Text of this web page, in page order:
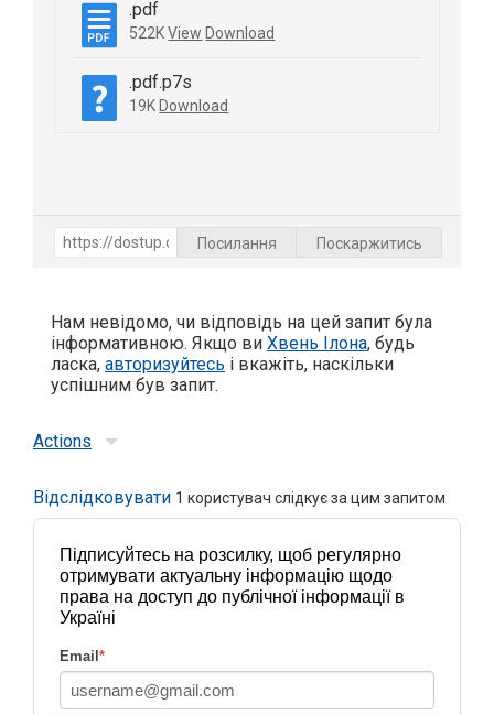
.pdf
522KView Download
.pdf.p7s
19K Download
Посилання Поскаржитись
Нам невідомо, чи відповідь на цей запит була
інформативною. Якщо ви Хвень Ілона, будь
ласка, авторизуйтесь і вкажіть, наскільки
успішним був запит.
Actions
Відслідковувати 1 користувач слідкує за цим запитом
Підписуйтесь на розсилку, щоб регулярно
отримувати актуальну інформацію щодо
права на доступ до публічної інформації в
Україні
Email *